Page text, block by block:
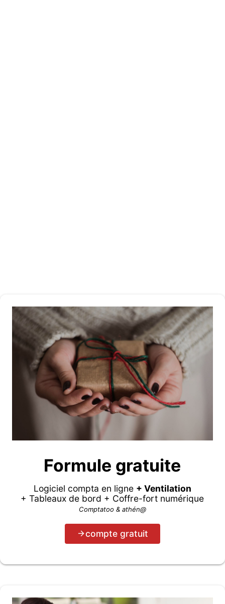
Formule gratuite
Logiciel compta en ligne + Ventilation
+ Tableaux de bord + Coffre-fort numérique
Comptatoo & athén@
compte gratuit